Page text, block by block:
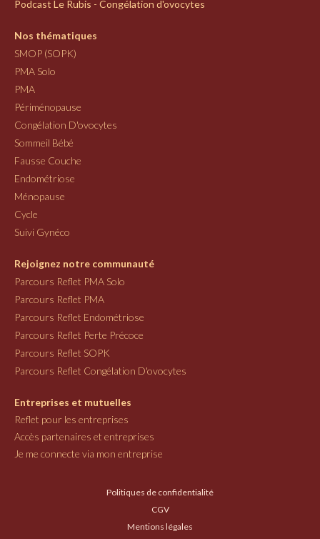
Podcast Le Rubis - Congélation d'ovocytes
Nos thématiques
SMOP (SOPK)
PMA Solo
PMA
Périménopause
Congélation D'ovocytes
Sommeil Bébé
Fausse Couche
Endométriose
Ménopause
Cycle
Suivi Gynéco
Rejoignez notre communauté
Parcours Reflet PMA Solo
Parcours Reflet PMA
Parcours Reflet Endométriose
Parcours Reflet Perte Précoce
Parcours Reflet SOPK
Parcours Reflet Congélation D'ovocytes
Entreprises et mutuelles
Reflet pour les entreprises
Accès partenaires et entreprises
Je me connecte via mon entreprise
Politiques de confidentialité
CGV
Mentions légales